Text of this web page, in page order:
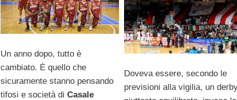
Un anno dopo, tutto è
cambiato. È quello che
sicuramente stanno pensando
tifosi e società di Casale
Doveva essere, secondo le
previsioni alla vigilia, un